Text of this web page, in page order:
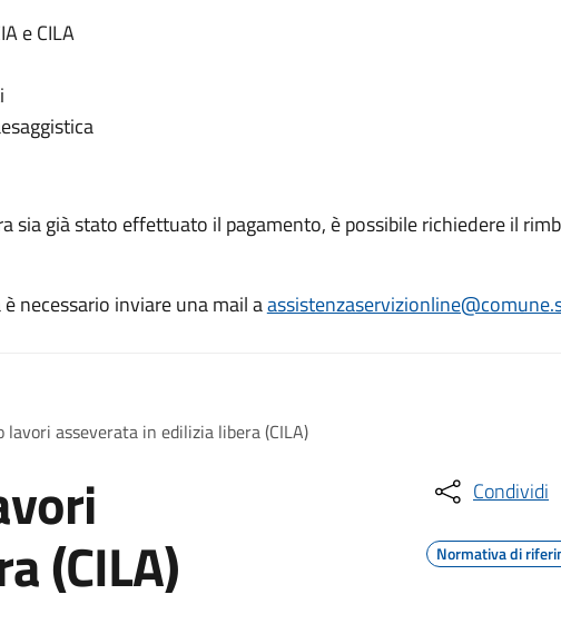
e CILA
già stato effettuato il pagamento, è possibile richiedere il
necessario inviare una mail a
lavori asseverata in edilizia libera (CILA)
(CILA)
Condividi
Normativa di